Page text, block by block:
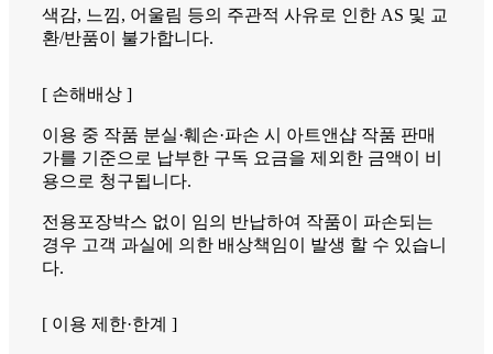
색감, 느낌, 어울림 등의 주관적 사유로 인한 AS 및 교
환/반품이 불가합니다.
[ 손해배상 ]
이용 중 작품 분실·훼손·파손 시 아트앤샵 작품 판매
가를 기준으로 납부한 구독 요금을 제외한 금액이 비
용으로 청구됩니다.
전용포장박스 없이 임의 반납하여 작품이 파손되는
경우 고객 과실에 의한 배상책임이 발생 할 수 있습니
다.
[ 이용 제한·한계 ]